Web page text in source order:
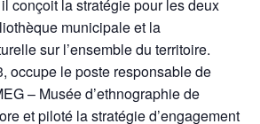
conçoit la stratégie pour les deux
municipale et la
sur l’ensemble du territoire.
occupe le poste responsable de
– Musée d’ethnographie de
et piloté la stratégie d’engagement